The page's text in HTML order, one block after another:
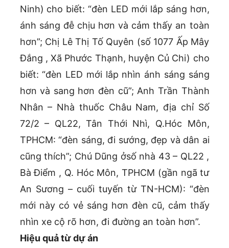
Ninh) cho biết: “đèn LED mới lắp sáng hơn,
ánh sáng đễ chịu hơn và cảm thấy an toàn
hơn”; Chị Lê Thị Tố Quyên (số 1077 Ấp Mây
Đắng , Xã Phước Thạnh, huyện Củ Chi) cho
biết: “đèn LED mới lắp nhìn ánh sáng sáng
hơn và sang hơn đèn cũ”; Anh Trần Thành
Nhân – Nhà thuốc Châu Nam, địa chỉ Số
72/2 – QL22, Tân Thới Nhì, Q.Hóc Môn,
TPHCM: “đèn sáng, đi sướng, đẹp và dân ai
cũng thích”; Chú Dũng ởsố nhà 43 – QL22 ,
Bà Điểm , Q. Hóc Môn, TPHCM (gần ngã tư
An Sương – cuối tuyến từ TN-HCM): “đèn
mới này có vẻ sáng hơn đèn cũ, cảm thấy
nhìn xe cộ rõ hơn, đi đường an toàn hơn”.
Hiệu quả từ dự án